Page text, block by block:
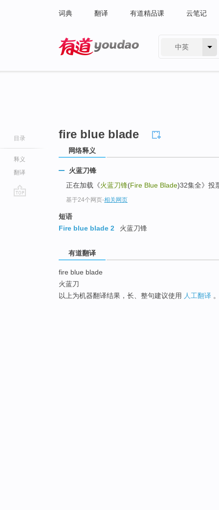
词典 翻译 有道精品课 云笔记
中英
目录
释义
翻译
fire blue blade
网络释义
火蓝刀锋
正在加载《火蓝刀锋(Fire Blue Blade)32集全》投
基于24个网页-相关网页
短语
Fire blue blade 2
火蓝刀锋
有道翻译
fire blue blade
火蓝刀
以上为机器翻译结果，长、整句建议使用 人工翻译